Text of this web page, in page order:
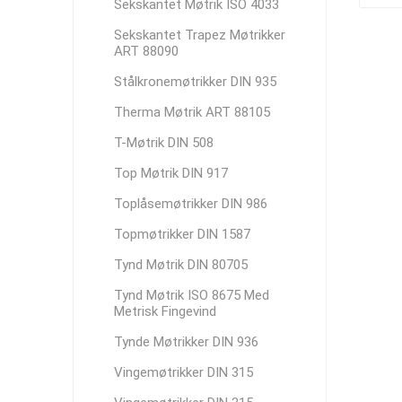
Sekskantet Møtrik ISO 4033
Sekskantet Trapez Møtrikker
ART 88090
Stålkronemøtrikker DIN 935
Therma Møtrik ART 88105
T-Møtrik DIN 508
Top Møtrik DIN 917
Toplåsemøtrikker DIN 986
Topmøtrikker DIN 1587
Tynd Møtrik DIN 80705
Tynd Møtrik ISO 8675 Med
Metrisk Fingevind
Tynde Møtrikker DIN 936
Vingemøtrikker DIN 315